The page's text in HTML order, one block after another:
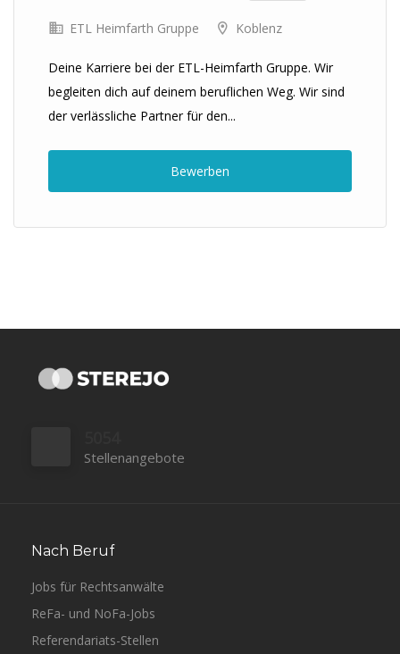
ETL Heimfarth Gruppe Koblenz
Deine Karriere bei der ETL-Heimfarth Gruppe. Wir
begleiten dich auf deinem beruflichen Weg. Wir sind
der verlässliche Partner für den...
Bewerben
Stellenangebote
Nach Beruf
Jobs für Rechtsanwälte
ReFa- und NoFa-Jobs
Referendariats-Stellen